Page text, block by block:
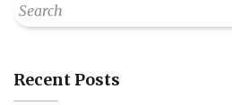
Recent Posts